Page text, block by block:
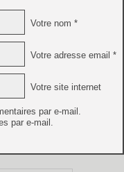
Votre nom *
Votre adresse email *
Votre site internet
par e-mail.
par e-mail.